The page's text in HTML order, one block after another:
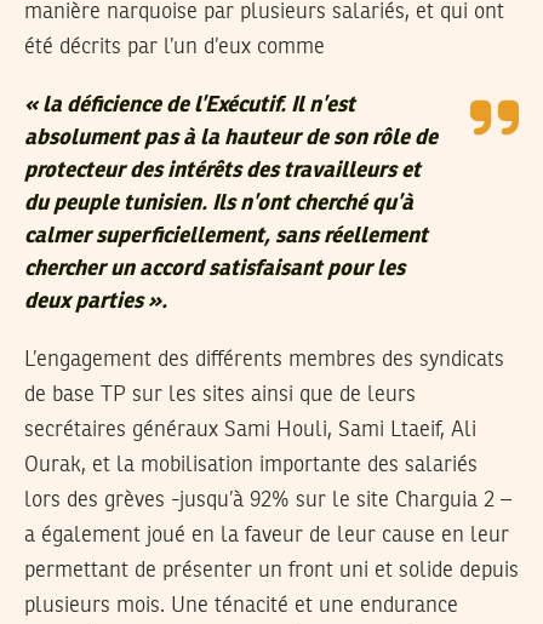
manière narquoise par plusieurs salariés, et qui ont
été décrits par l’un d’eux comme
« la déficience de l’Exécutif. Il n’est
absolument pas à la hauteur de son rôle de
protecteur des intérêts des travailleurs et
du peuple tunisien. Ils n’ont cherché qu’à
calmer superficiellement, sans réellement
chercher un accord satisfaisant pour les
deux parties ».
L’engagement des différents membres des syndicats
de base TP sur les sites ainsi que de leurs
secrétaires généraux Sami Houli, Sami Ltaeif, Ali
Ourak, et la mobilisation importante des salariés
lors des grèves -jusqu’à 92% sur le site Charguia 2 –
a également joué en la faveur de leur cause en leur
permettant de présenter un front uni et solide depuis
plusieurs mois. Une ténacité et une endurance